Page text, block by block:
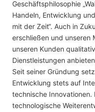
Geschäftsphilosophie
Handeln, Entwicklung
mit der Zeit“. Auch in
erschließen und unseren
unseren Kunden
Dienstleistungen
Seit seiner Gründung
Entwicklung stets auf
technische
technologische